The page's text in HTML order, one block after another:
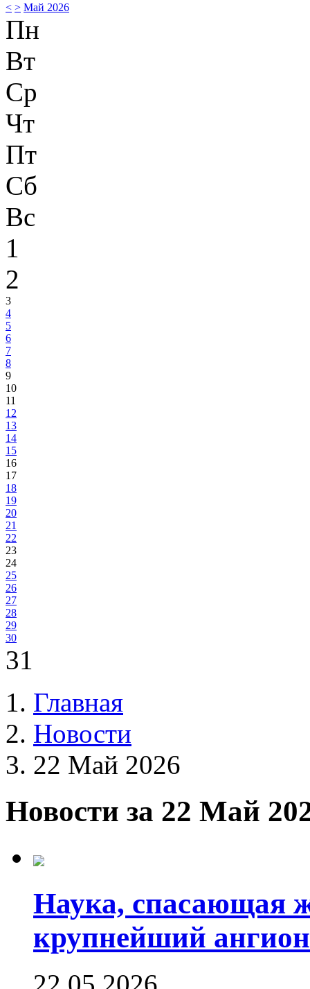
< > Май 2026
Пн
Вт
Ср
Чт
Пт
Сб
Вс
1
2
3
4
5
6
7
8
9
10
11
12
13
14
15
16
17
18
19
20
21
22
23
24
25
26
27
28
29
30
31
Главная
Новости
22 Май 2026
Новости за 22 Май
Наука, спасающая
крупнейший